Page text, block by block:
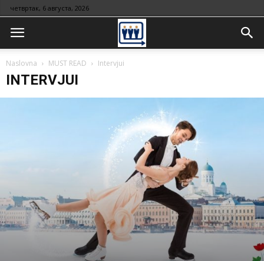
четвртак, 6 августа, 2026
Naslovna MUST READ Intervjui
INTERVJUI